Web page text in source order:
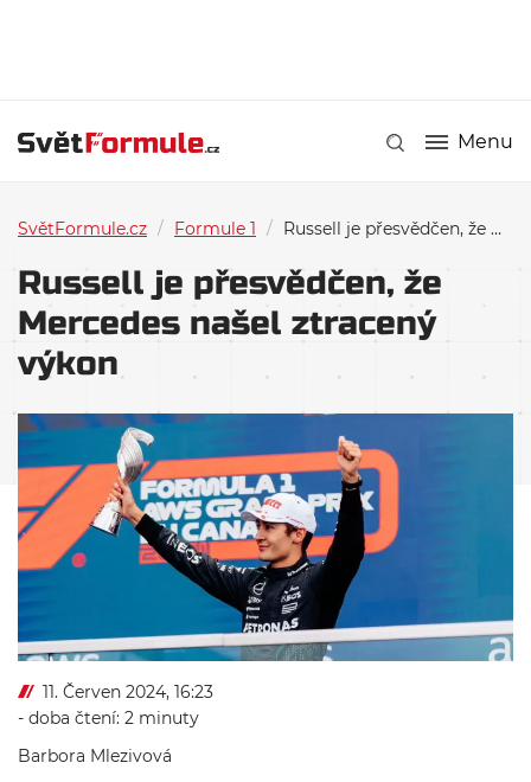
Menu
SvětFormule.cz / Formule 1 / Russell je přesvědčen, že Mercedes našel ztracený výkon
Russell je přesvědčen, že
Mercedes našel ztracený
výkon
11. Červen 2024, 16:23
- doba čtení: 2 minuty
Barbora Mlezivová